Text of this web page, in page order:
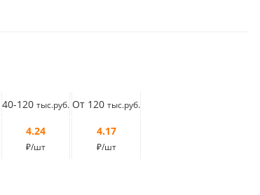
40-120 тыс.руб. От 120 тыс.руб.
4.24
₽/шт
4.17
₽/шт